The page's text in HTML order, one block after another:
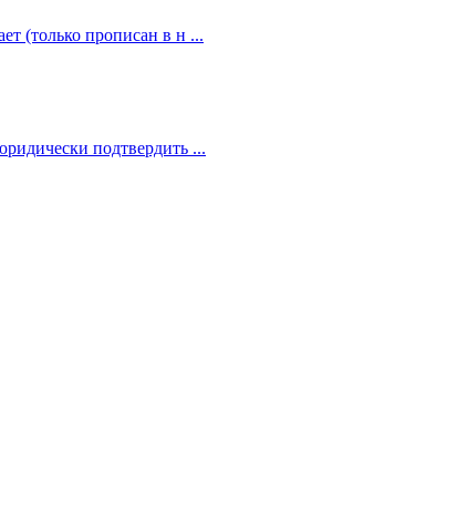
(только прописан в н ...
подтвердить ...